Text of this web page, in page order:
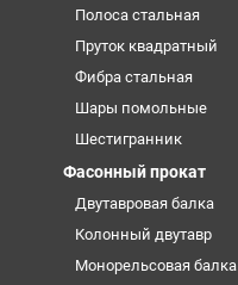
Полоса стальная
Пруток квадратный
Фибра стальная
Шары помольные
Шестигранник
Фасонный прокат
Двутавровая балка
Колонный двутавр
Монорельсовая балка